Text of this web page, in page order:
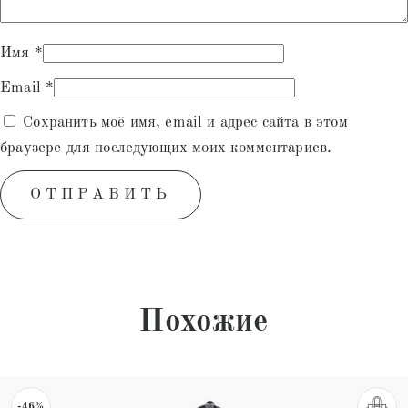
Имя *
Email *
Сохранить моё имя, email и адрес сайта в этом
браузере для последующих моих комментариев.
Похожие